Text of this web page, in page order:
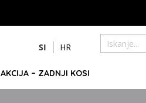
na
SI HR
AKCIJA – ZADNJI KOSI